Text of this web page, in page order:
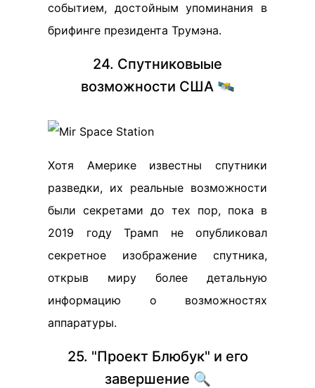
событием, достойным упоминания в
брифинге президента Трумэна.
24. Спутниковыые
возможности США 🛰️
Хотя Америке известны спутники
разведки, их реальные возможности
были секретами до тех пор, пока в
2019 году Трамп не опубликовал
секретное изображение спутника,
открыв миру более детальную
информацию о возможностях
аппаратуры.
25. "Проект Блюбук" и его
завершение 🔍